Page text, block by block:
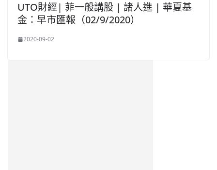
UTO財經| 菲一般講股 | 諸人進 | 華夏基
金：早市匯報（02/9/2020）
2020-09-02